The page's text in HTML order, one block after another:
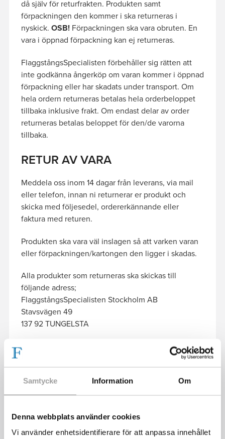
Samtycke Information Om
Denna webbplats använder cookies
Vi använder enhetsidentifierare för att anpassa innehållet
då själv för returfrakten. Produkten samt
förpackningen den kommer i ska returneras i
nyskick. OSB!Förpackningen ska vara obruten. En
vara i öppnad förpackning kan ej returneras.
FlaggstångsSpecialisten förbehåller sig rätten att
inte godkänna ångerköp om varan kommer i öppnad
förpackning eller har skadats under transport. Om
hela ordern returneras betalas hela orderbeloppet
tillbaka inklusive frakt. Om endast delar av order
returneras betalas beloppet för den/de varorna
tillbaka.
RETUR AV VARA
Meddela oss inom 14 dagar från leverans, via mail
eller telefon, innan ni returnerar er produkt och
skicka med följesedel, ordererkännande eller
faktura med returen.
Produkten ska vara väl inslagen så att varken varan
eller förpackningen/kartongen den ligger i skadas.
Alla produkter som returneras ska skickas till
följande adress;
FlaggstångsSpecialisten Stockholm AB
Stavsvägen 49
137 92 TUNGELSTA
KONTAKT/OFFERTFÖRFRÅGAN
645 74 80eller maila oss. Du kan även kontakta oss via
formuläret nedan, så kontaktar vi dig så snart vi kan.